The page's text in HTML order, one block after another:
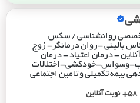
تخصصی روانشناسی / سکس
بالینی -روان درمانگر- زوج
- درمان اعتیاد - درمان
وسواس-خودکشی-اختلالات
بیمه تکمیلی و تامین اجتماعی
58+
نوبت آنلاین